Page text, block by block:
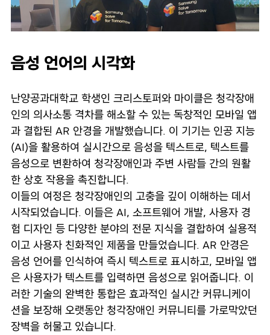
음성 언어의 시각화
난양공과대학교 학생인 크리스토퍼와 마이클은 청각장애
인의 의사소통 격차를 해소할 수 있는 독창적인 모바일 앱
과 결합된 AR 안경을 개발했습니다. 이 기기는 인공 지능
(AI)을 활용하여 실시간으로 음성을 텍스트로, 텍스트를
음성으로 변환하여 청각장애인과 주변 사람들 간의 원활
한 상호 작용을 촉진합니다.
이들의 여정은 청각장애인의 고충을 깊이 이해하는 데서
시작되었습니다. 이들은 AI, 소프트웨어 개발, 사용자 경
험 디자인 등 다양한 분야의 전문 지식을 결합하여 실용적
이고 사용자 친화적인 제품을 만들었습니다. AR 안경은
음성 언어를 인식하여 즉시 텍스트로 표시하고, 모바일 앱
은 사용자가 텍스트를 입력하면 음성으로 읽어줍니다. 이
러한 기술의 완벽한 통합은 효과적인 실시간 커뮤니케이
션을 보장해 오랫동안 청각장애인 커뮤니티를 가로막았던
장벽을 허물고 있습니다.